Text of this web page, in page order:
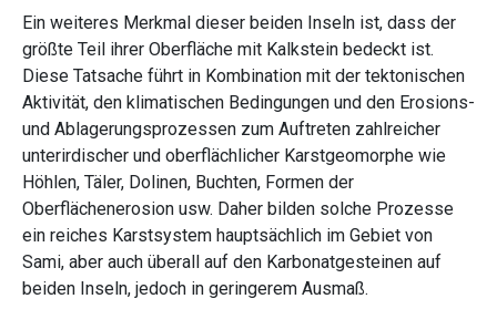
Ein weiteres Merkmal dieser beiden Inseln ist, dass der
größte Teil ihrer Oberfläche mit Kalkstein bedeckt ist.
Diese Tatsache führt in Kombination mit der tektonischen
Aktivität, den klimatischen Bedingungen und den Erosions-
und Ablagerungsprozessen zum Auftreten zahlreicher
unterirdischer und oberflächlicher Karstgeomorphe wie
Höhlen, Täler, Dolinen, Buchten, Formen der
Oberflächenerosion usw. Daher bilden solche Prozesse
ein reiches Karstsystem hauptsächlich im Gebiet von
Sami, aber auch überall auf den Karbonatgesteinen auf
beiden Inseln, jedoch in geringerem Ausmaß.